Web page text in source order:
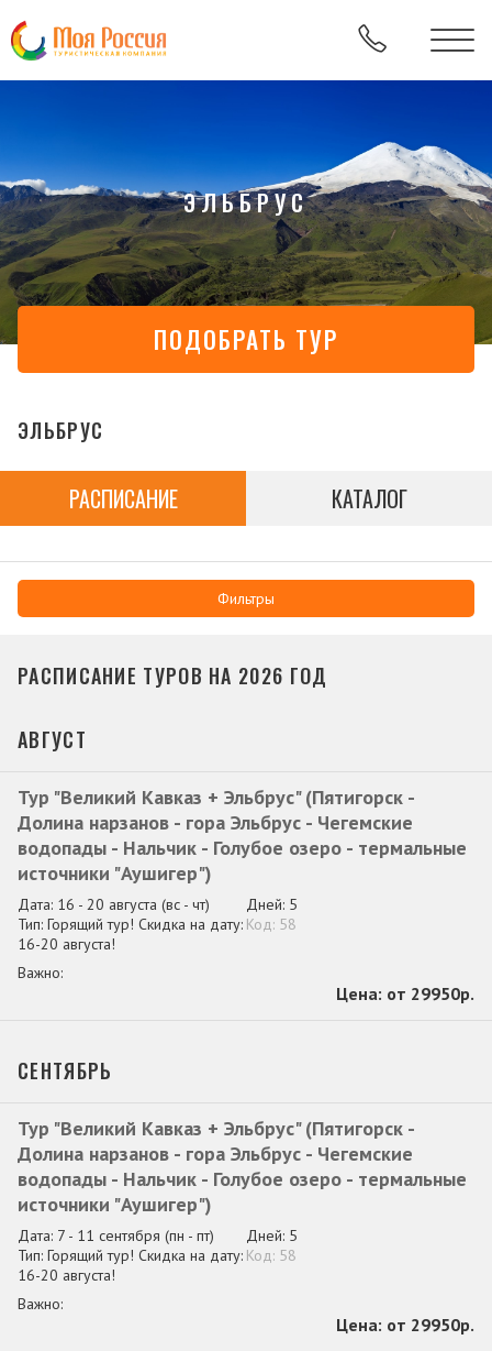
ЭЛЬБРУС
ПОДОБРАТЬ ТУР
ЭЛЬБРУС
РАСПИСАНИЕ КАТАЛОГ
Фильтры
РАСПИСАНИЕ ТУРОВ НА 2026 ГОД
АВГУСТ
58
16 - 20 августа (вс - чт) 5
Тур "Великий Кавказ + Эльбрус" (Пятигорск -
Долина нарзанов - гора Эльбрус - Чегемские
водопады - Нальчик - Голубое озеро - термальные
источники "Аушигер")
Горящий тур! Скидка на дату:
16-20 августа!
от 29950р.
СЕНТЯБРЬ
58
7 - 11 сентября (пн - пт) 5
Тур "Великий Кавказ + Эльбрус" (Пятигорск -
Долина нарзанов - гора Эльбрус - Чегемские
водопады - Нальчик - Голубое озеро - термальные
источники "Аушигер")
Горящий тур! Скидка на дату:
16-20 августа!
от 29950р.